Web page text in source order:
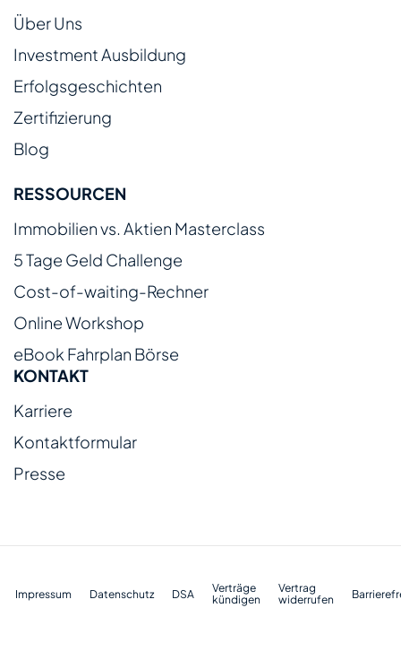
Über Uns
Investment Ausbildung
Erfolgsgeschichten
Zertifizierung
Blog
RESSOURCEN
Immobilien vs. Aktien Masterclass
5 Tage Geld Challenge
Cost-of-waiting-Rechner
Online Workshop
eBook Fahrplan Börse
KONTAKT
Karriere
Kontaktformular
Presse
Impressum Datenschutz DSA
Verträge
kündigen
Vertrag
widerrufen